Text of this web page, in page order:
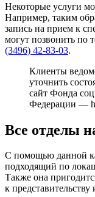
Некоторые услуги
Например, таким
запись на прием к
могут позвонить по
(3496) 42-83-03.
Клиенты
уточнить
сайт Фонда
Федерации —
Все отделы
С помощью данной
подходящий по
Также она
к